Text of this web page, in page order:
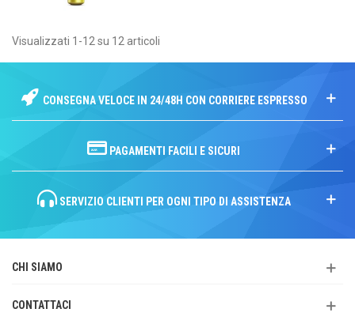
Visualizzati 1-12 su 12 articoli
CONSEGNA VELOCE IN 24/48H CON CORRIERE ESPRESSO
PAGAMENTI FACILI E SICURI
SERVIZIO CLIENTI PER OGNI TIPO DI ASSISTENZA
CHI SIAMO
CONTATTACI